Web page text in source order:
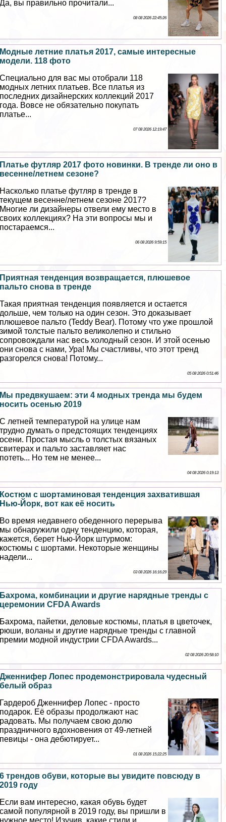
Да, вы правильно прочитали...
08 08 2026 22:45:26
Модные летние платья 2017, самые интересные
модели. 118 фото
Специально для вас мы отобрали 118
модных летних платьев. Все платья из
последних дизайнерских коллекций 2017
года. Вовсе не обязательно покупать
платье...
07 08 2026 12:19:47
Платье футляр 2017 фото новинки. В тренде ли оно в
весенне/летнем сезоне?
Насколько платье футляр в тренде в
текущем весенне/летнем сезоне 2017?
Многие ли дизайнеры отвели ему место в
своих коллекциях? На эти вопросы мы и
постараемся...
06 08 2026 9:59:15
Приятная тенденция возвращается, плюшевое
пальто снова в тренде
Такая приятная тенденция появляется и остается
дольше, чем только на один сезон. Это доказывает
плюшевое пальто (Teddy Bear). Потому что уже прошлой
зимой толстые пальто великолепно и стильно
сопровождали нас весь холодный сезон. И этой осенью
они снова с нами, Ура! Мы счастливы, что этот тренд
разгорелся снова! Потому...
05 08 2026 0:51:46
Мы предвкушаем: эти 4 модных тренда мы будем
носить осенью 2019
С летней температурой на улице нам
трудно думать о предстоящих тенденциях
осени. Простая мысль о толстых вязаных
свитерах и пальто заставляет нас
потеть... Но тем не менее...
04 08 2026 0:19:13
Костюм с шортаминовая тенденция захватившая
Нью-Йорк, вот как её носить
Во время недавнего обеденного перерыва
мы обнаружили одну тенденцию, которая,
кажется, берет Нью-Йорк штурмом:
костюмы с шортами. Некоторые женщины
надели...
03 08 2026 16:16:29
Бахрома, комбинации и другие нарядные тренды с
церемонии CFDA Awards
Бахрома, пайетки, деловые костюмы, платья в цветочек,
рюши, воланы и другие нарядные тренды с главной
премии модной индустрии CFDA Awards...
02 08 2026 20:58:10
Дженнифер Лопес продемонстрировала чудесный
белый образ
Гардероб Дженнифер Лопес - просто
подарок. Её образы продолжают нас
радовать. Мы получаем свою долю
праздничного вдохновения от 49-летней
певицы - она дебютирует...
01 08 2026 15:22:25
6 трендов обуви, которые вы увидите повсюду в
2019 году
Если вам интересно, какая обувь будет
самой популярной в 2019 году, вы пришли в